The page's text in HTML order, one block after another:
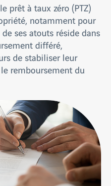
prêt à taux zéro (PTZ)
notamment pour
ses atouts réside dans
différé,
de stabiliser leur
remboursement du